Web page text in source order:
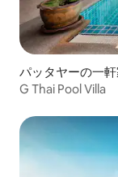
パッタヤーの一
G Thai Pool Villa